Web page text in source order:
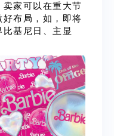
家可以在重大节
布局，如，即将
基尼日、主显